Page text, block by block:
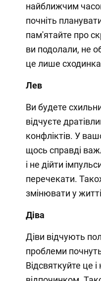
найближчим
почніть
пам'ятайте про
ви подолали, не
це лише
Лев
Ви будете
відчуєте
конфліктів. У
щось справді
і не дійти
перечекати.
змінювати у
Діва
Діви відчують
проблеми
Відсвяткуйте це і